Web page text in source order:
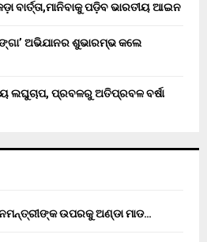
ବାର୍ତ୍ତା,ମାନିବାକୁ ପଡ଼ିବ ଭାରତୀୟ ଆଇନ
ଅଭିଯାନର ଶୁଭାରମ୍ଭ କଲେ
ଲଘୁଚାପ, ପ୍ରବଳରୁ ଅତିପ୍ରବଳ ବର୍ଷା
ଉପରକୁ ଅଣ୍ଡା ମାଡ…